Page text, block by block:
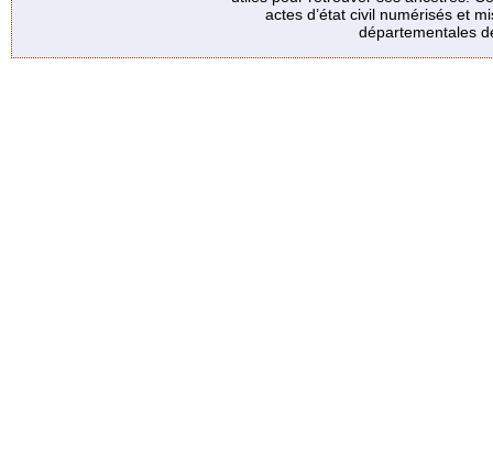
actes d’état civil numérisés et
départementales